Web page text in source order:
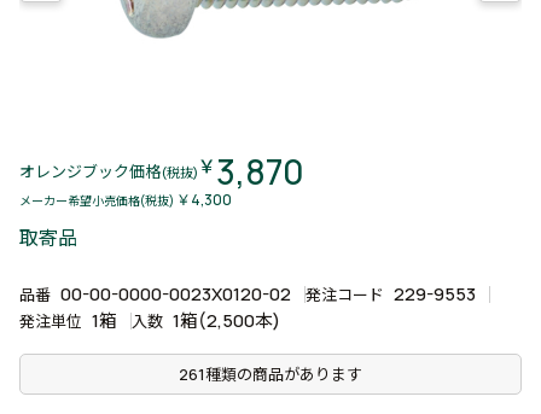
オレンジブック価格(税抜) ￥3,870
メーカー希望小売価格(税抜) ￥4,300
取寄品
品番 00-00-0000-0023X0120-02 発注コード 229-9553
発注単位 1箱 入数 1箱(2,500本)
261種類の商品があります